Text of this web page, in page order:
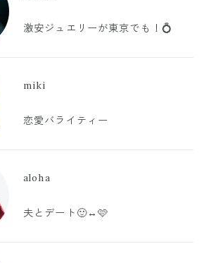
激安ジュエリーが東京でも！💍
miki
恋愛バライティー
aloha
夫とデート🙂‍↔️🩷